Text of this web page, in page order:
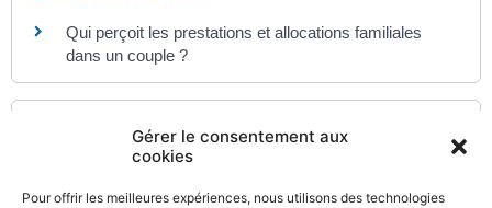
Gérer le consentement aux
cookies
Pour offrir les meilleures expériences, nous utilisons des technologies
Qui perçoit les prestations et allocations familiales
dans un couple ?
Pour en savoir plus
Caisse nationale des allocations familiales (Cnaf)